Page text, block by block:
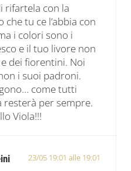
rifartela con la
che tu ce l’abbia con
i colori sono i
e il tuo livore non
dei fiorentini. Noi
i suoi padroni.
come tutti
resterà per sempre.
Viola!!!
23/05 19:01 alle 19:01